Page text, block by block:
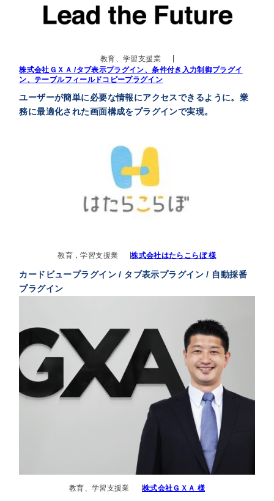
教育、学習支援業
株式会社ＧＸＡ /タブ表示プラグイン、条件付き入力制御プラグイ
ン、テーブルフィールドコピープラグイン
ユーザーが簡単に必要な情報にアクセスできるように。業
務に最適化された画面構成をプラグインで実現。
教育，学習支援業 株式会社はたらこらぼ 様
カードビュープラグイン / タブ表示プラグイン / 自動採番
プラグイン
教育、学習支援業 株式会社ＧＸＡ 様